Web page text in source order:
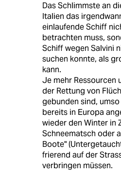
Das Schlimmste an
Italien das
einlaufende Schiff
betrachten muss,
Schiff wegen Salvini
suchen konnte, als
kann.
Je mehr Ressourcen
der Rettung von
gebunden sind,
bereits in Europa
wieder den Winter in
Schneematsch oder
Boote"
frierend auf der
verbringen müssen.